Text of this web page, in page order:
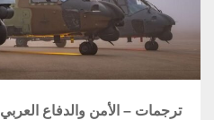
ترجمات – الأمن والدفاع العربي